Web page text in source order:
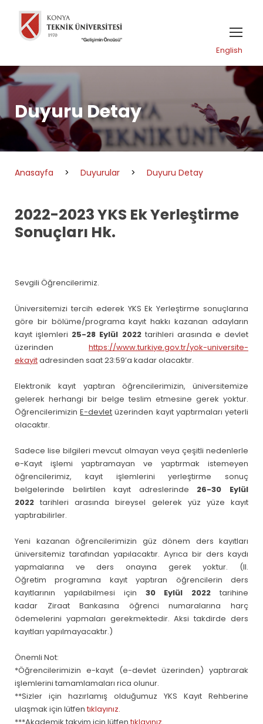
English
Duyuru Detay
Anasayfa > Duyurular > Duyuru Detay
2022-2023 YKS Ek Yerleştirme
Sonuçları Hk.
Sevgili Öğrencilerimiz.
Üniversitemizi tercih ederek YKS Ek Yerleştirme sonuçlarına
göre bir bölüme/programa kayıt hakkı kazanan adayların
kayıt işlemleri 25-28 Eylül 2022 tarihleri arasında e devlet
üzerinden https://www.turkiye.gov.tr/yok-universite-
ekayitadresinden saat 23:59’a kadar olacaktır.
Elektronik kayıt yaptıran öğrencilerimizin, üniversitemize
gelerek herhangi bir belge teslim etmesine gerek yoktur.
ÖğrencilerimizinE-devlet üzerinden kayıt yaptırmaları yeterli
olacaktır.
Sadece lise bilgileri mevcut olmayan veya çeşitli nedenlerle
e-Kayıt işlemi yaptıramayan ve yaptırmak istemeyen
öğrencilerimiz, kayıt işlemlerini yerleştirme sonuç
belgelerinde belirtilen kayıt adreslerinde 26-30 Eylül
2022 tarihleri arasında bireysel gelerek yüz yüze kayıt
yaptırabilirler.
Yeni kazanan öğrencilerimizin güz dönem ders kayıtları
üniversitemiz tarafından yapılacaktır. Ayrıca bir ders kaydı
yapmalarına ve ders onayına gerek yoktur. (II.
Öğretim programına kayıt yaptıran öğrencilerin ders
kayıtlarının yapılabilmesi için 30 Eylül 2022 tarihine
kadar Ziraat Bankasına öğrenci numaralarına harç
ödemelerini yapmaları gerekmektedir. Aksi takdirde ders
kayıtları yapılmayacaktır.)
Önemli Not:
*Öğrencilerimizin e-kayıt (e-devlet üzerinden) yaptırarak
işlemlerini tamamlamaları rica olunur.
**Sizler için hazırlamış olduğumuz YKS Kayıt Rehberine
ulaşmak için lütfentıklayınız.